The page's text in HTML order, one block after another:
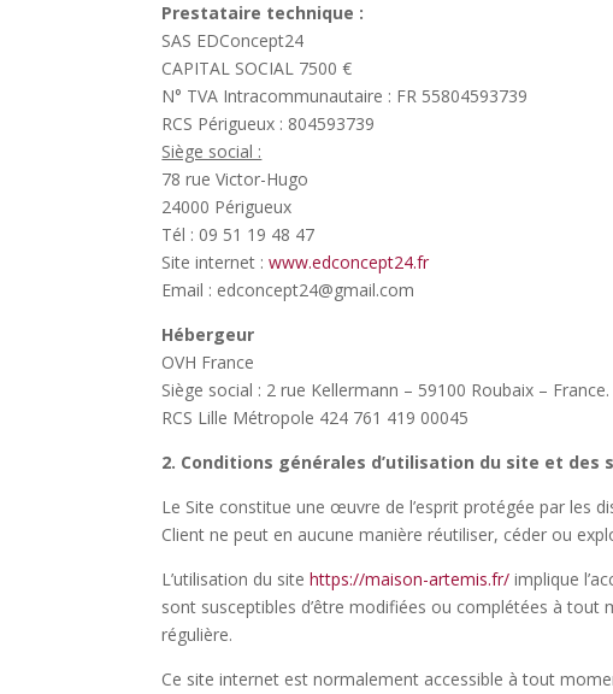
Prestataire technique :
SAS EDConcept24
CAPITAL SOCIAL 7500 €
N° TVA Intracommunautaire : FR 55804593739
RCS Périgueux : 804593739
Siège social :
78 rue Victor-Hugo
24000 Périgueux
Tél : 09 51 19 48 47
Site internet :www.edconcept24.fr
Email : edconcept24@gmail.com
Hébergeur
OVH France
Siège social : 2 rue Kellermann – 59100 Roubaix – France.
RCS Lille Métropole 424 761 419 00045
2. Conditions générales d’utilisation du site et des
Le Site constitue une œuvre de l’esprit protégée par les
Client ne peut en aucune manière réutiliser, céder ou
L’utilisation du sitehttps://maison-artemis.fr/ implique
sont susceptibles d’être modifiées ou complétées à
régulière.
Ce site internet est normalement accessible à tout